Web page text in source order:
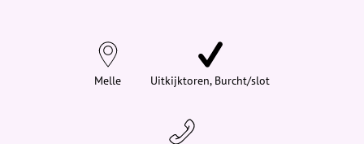
e
h
e
Melle Uitkijktoren, Burcht/slot